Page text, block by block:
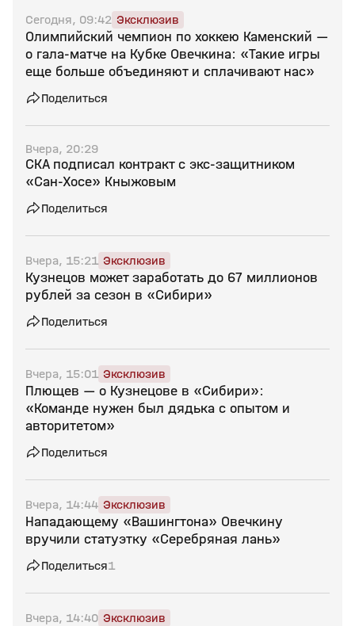
Сегодня, 09:42 Эксклюзив
Олимпийский чемпион по хоккею Каменский —
о гала‑матче на Кубке Овечкина: «Такие игры
еще больше объединяют и сплачивают нас»
Поделиться
Вчера, 20:29
СКА подписал контракт с экс‑защитником
«Сан‑Хосе» Кныжовым
Поделиться
Вчера, 15:21 Эксклюзив
Кузнецов может заработать до 67 миллионов
рублей за сезон в «Сибири»
Поделиться
Вчера, 15:01 Эксклюзив
Плющев — о Кузнецове в «Сибири»:
«Команде нужен был дядька с опытом и
авторитетом»
Поделиться
Вчера, 14:44 Эксклюзив
Нападающему «Вашингтона» Овечкину
вручили статуэтку «Серебряная лань»
Поделиться1
Вчера, 14:40 Эксклюзив